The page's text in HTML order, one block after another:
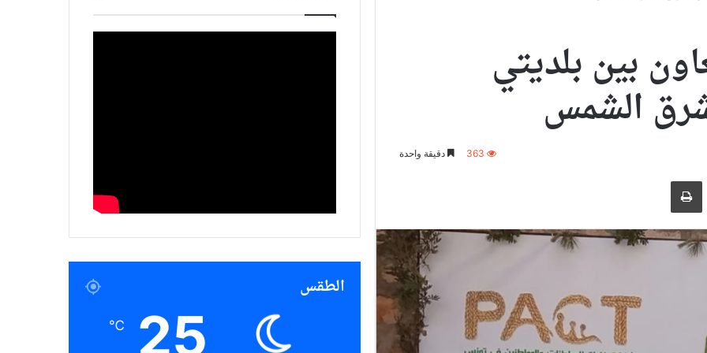
بين بلديتي
الشمس
363 دقيقة واحدة
بالبريد الالكترونيطباعة
الطقس
25
℃